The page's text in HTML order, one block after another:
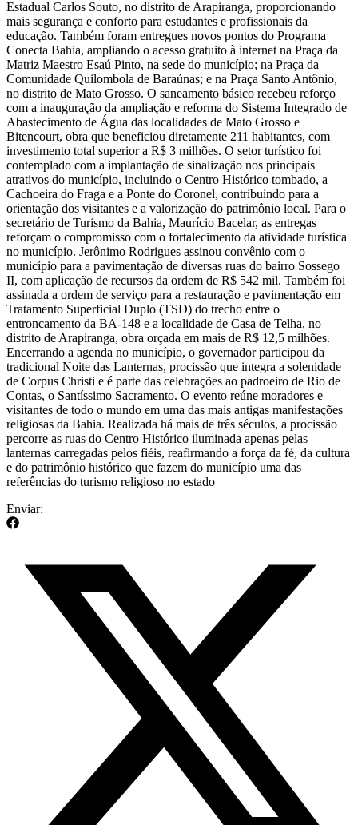
Estadual Carlos Souto, no distrito de Arapiranga, proporcionando
mais segurança e conforto para estudantes e profissionais da
educação. Também foram entregues novos pontos do Programa
Conecta Bahia, ampliando o acesso gratuito à internet na Praça da
Matriz Maestro Esaú Pinto, na sede do município; na Praça da
Comunidade Quilombola de Baraúnas; e na Praça Santo Antônio,
no distrito de Mato Grosso. O saneamento básico recebeu reforço
com a inauguração da ampliação e reforma do Sistema Integrado de
Abastecimento de Água das localidades de Mato Grosso e
Bitencourt, obra que beneficiou diretamente 211 habitantes, com
investimento total superior a R$ 3 milhões. O setor turístico foi
contemplado com a implantação de sinalização nos principais
atrativos do município, incluindo o Centro Histórico tombado, a
Cachoeira do Fraga e a Ponte do Coronel, contribuindo para a
orientação dos visitantes e a valorização do patrimônio local. Para o
secretário de Turismo da Bahia, Maurício Bacelar, as entregas
reforçam o compromisso com o fortalecimento da atividade turística
no município. Jerônimo Rodrigues assinou convênio com o
município para a pavimentação de diversas ruas do bairro Sossego
II, com aplicação de recursos da ordem de R$ 542 mil. Também foi
assinada a ordem de serviço para a restauração e pavimentação em
Tratamento Superficial Duplo (TSD) do trecho entre o
entroncamento da BA-148 e a localidade de Casa de Telha, no
distrito de Arapiranga, obra orçada em mais de R$ 12,5 milhões.
Encerrando a agenda no município, o governador participou da
tradicional Noite das Lanternas, procissão que integra a solenidade
de Corpus Christi e é parte das celebrações ao padroeiro de Rio de
Contas, o Santíssimo Sacramento. O evento reúne moradores e
visitantes de todo o mundo em uma das mais antigas manifestações
religiosas da Bahia. Realizada há mais de três séculos, a procissão
percorre as ruas do Centro Histórico iluminada apenas pelas
lanternas carregadas pelos fiéis, reafirmando a força da fé, da cultura
e do patrimônio histórico que fazem do município uma das
referências do turismo religioso no estado
Enviar: